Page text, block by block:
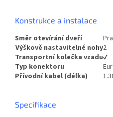
Konstrukce a instalace
Směr otevírání dveří
Výškově nastavitelné nohy2
Transportní kolečka vzadu✔
Typ konektoru
Přívodní kabel (délka)
Specifikace